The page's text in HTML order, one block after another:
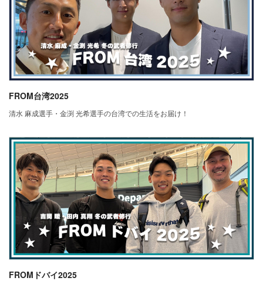
FROM台湾2025
清水 麻成選手・金渕 光希選手の台湾での生活をお届け！
FROMドバイ2025